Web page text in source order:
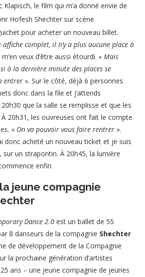
Klapisch, le film qui m’a donné envie de
Hofesh Shechter sur scène
pour acheter un nouveau billet.
affiche complet, il n’y a plus aucune place à
m’en veux d’être aussi étourdi. « Mais
à la dernière minute des places se
entrer ». Sur le côté, déjà 6 personnes
donc dans la file et j’attends
que la salle se remplisse et que les
20h31, les ouvreuses ont fait le compte
« On va pouvoir vous faire rentrer ».
donc acheté un nouveau ticket et je suis
sur un strapontin. À 20h45, la lumière
enfin.
jeune compagnie
Dance 2.0 est un ballet de 55
8 danseurs de la compagnie Shechter
de développement de la Compagnie
la prochaine génération d’artistes
ans – une jeune compagnie de jeunes